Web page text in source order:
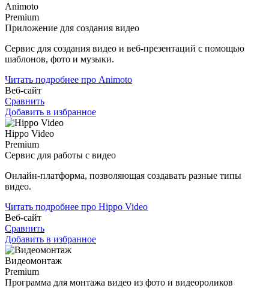
Animoto
Premium
Приложение для создания видео
Сервис для создания видео и веб-презентаций с помощью
шаблонов, фото и музыки.
Читать подробнее про Animoto
Веб-сайт
Сравнить
Добавить в избранное
Hippo Video
Premium
Сервис для работы с видео
Онлайн-платформа, позволяющая создавать разные типы
видео.
Читать подробнее про Hippo Video
Веб-сайт
Сравнить
Добавить в избранное
Видеомонтаж
Premium
Программа для монтажа видео из фото и видеороликов